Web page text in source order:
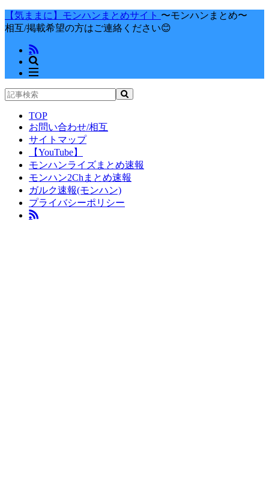
【気ままに】モンハンまとめサイト 〜モンハンまとめ〜
相互/掲載希望の方はご連絡ください😊
TOP
お問い合わせ/相互
サイトマップ
【YouTube】
モンハンライズまとめ速報
モンハン2Chまとめ速報
ガルク速報(モンハン)
プライバシーポリシー